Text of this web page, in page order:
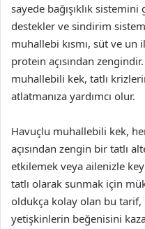
sayede bağışıklık sistemini
destekler ve sindirim
muhallebi kısmı, süt ve un
protein açısından
muhallebili kek, tatlı
atlatmanıza yardımcı olur.
Havuçlu muhallebili kek,
açısından zengin bir tatlı
etkilemek veya ailenizle
tatlı olarak sunmak için
oldukça kolay olan bu tarif,
yetişkinlerin beğenisini